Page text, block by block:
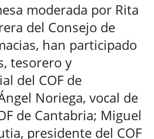
moderada por Rita
del Consejo de
han participado
tesorero y
del COF de
Noriega, vocal de
de Cantabria; Miguel
presidente del COF